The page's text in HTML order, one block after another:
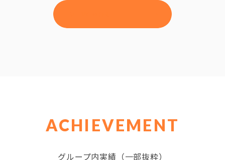
ACHIEVEMENT
グループ内実績（一部抜粋）